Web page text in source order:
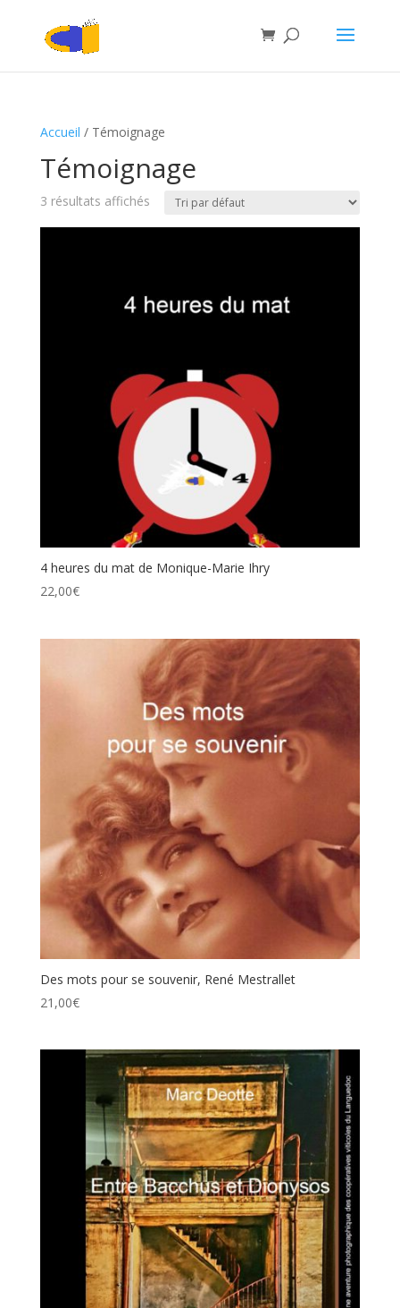
Accueil / Témoignage
Témoignage
3 résultats affichés
4 heures du mat de Monique-Marie Ihry
22,00€
Des mots pour se souvenir, René Mestrallet
21,00€